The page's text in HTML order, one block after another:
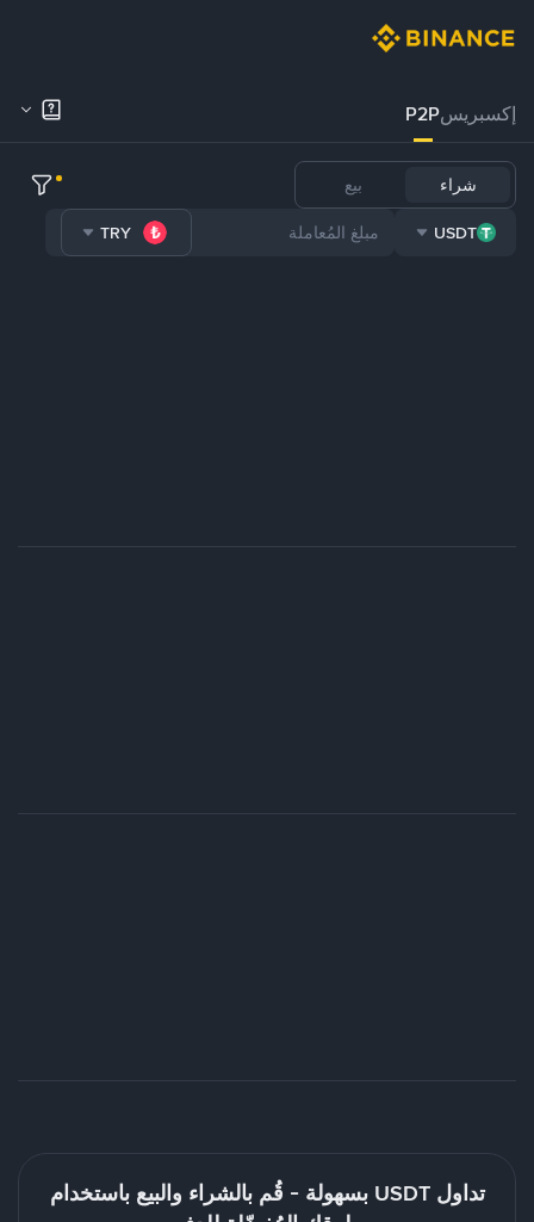
إكسبريسP2P
شراء بيع
USDT
TRY
تداول USDT بسهولة - قُم بالشراء والبيع باستخدام